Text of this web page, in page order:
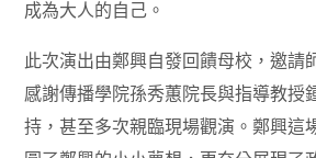
成為大人的自己。
此次演出由鄭興自發回饋母校，邀請
感謝傳播學院孫秀蕙院長與指導教授
持，甚至多次親臨現場觀演。鄭興這